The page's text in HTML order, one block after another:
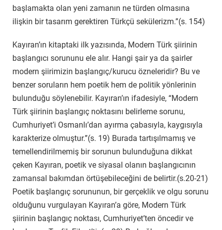
başlamakta olan yeni zamanın ne türden olmasına
ilişkin bir tasarım gerektiren Türkçü sekülerizm.”(s. 154)
Kayıran’ın kitaptaki ilk yazısında, Modern Türk şiirinin
başlangıcı sorununu ele alır. Hangi şair ya da şairler
modern şiirimizin başlangıç/kurucu özneleridir? Bu ve
benzer soruların hem poetik hem de politik yönlerinin
bulunduğu söylenebilir. Kayıran’ın ifadesiyle, “Modern
Türk şiirinin başlangıç noktasını belirleme sorunu,
Cumhuriyet’i Osmanlı’dan ayırma çabasıyla, kaygısıyla
karakterize olmuştur.”(s. 19) Burada tartışılmamış ve
temellendirilmemiş bir sorunun bulunduğuna dikkat
çeken Kayıran, poetik ve siyasal olanın başlangıcının
zamansal bakımdan örtüşebileceğini de belirtir.(s.20-21)
Poetik başlangıç sorununun, bir gerçeklik ve olgu sorunu
olduğunu vurgulayan Kayıran’a göre, Modern Türk
şiirinin başlangıç noktası, Cumhuriyet’ten öncedir ve